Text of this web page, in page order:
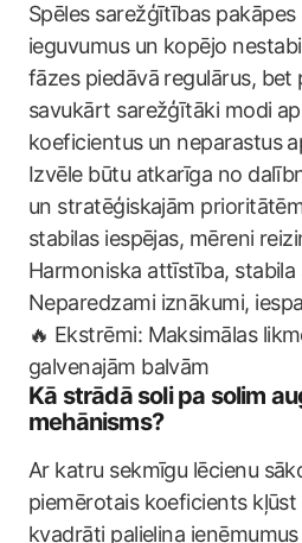
Spēles sarežģītības
ieguvumus un kopējo
fāzes piedāvā regulārus, bet
savukārt sarežģītāki modi
koeficientus un neparastus
Izvēle būtu atkarīga no
un stratēģiskajām
stabilas iespējas, mēreni
Harmoniska attīstība,
Neparedzami iznākumi,
🔥 Ekstrēmi: Maksimālas
galvenajām balvām
Kā strādā soli pa solim
mehānisms?
Ar katru sekmīgu lēcienu
piemērotais koeficients kļūst
kvadrāti palielina